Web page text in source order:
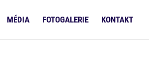
MÉDIA FOTOGALERIE KONTAKT